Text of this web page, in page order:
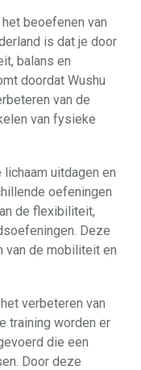
beoefenen van
is dat je door
balans en
doordat Wushu
van de
van fysieke
uitdagen en
oefeningen
de flexibiliteit,
Deze
van de mobiliteit en
verbeteren van
training worden er
die een
Door deze